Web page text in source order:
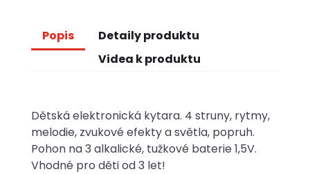
Popis
Detaily produktu
Videa k produktu
Dětská elektronická kytara. 4 struny, rytmy,
melodie, zvukové efekty a světla, popruh.
Pohon na 3 alkalické, tužkové baterie 1,5V.
Vhodné pro děti od 3 let!